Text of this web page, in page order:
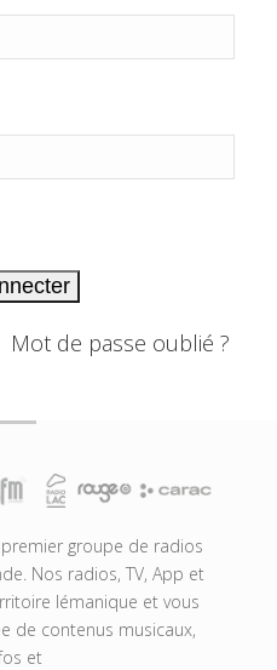
Mot de passe oublié ?
groupe de radios
Nos radios, TV, App et
lémanique et vous
de contenus musicaux,
et